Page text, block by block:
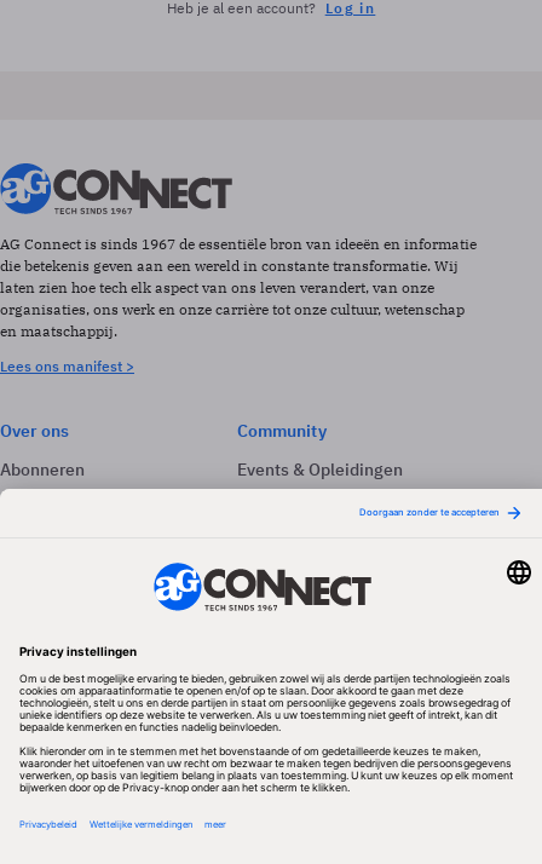
Heb je al een account? Log in
AG Connect is sinds 1967 de essentiële bron van ideeën en informatie
die betekenis geven aan een wereld in constante transformatie. Wij
laten zien hoe tech elk aspect van ons leven verandert, van onze
organisaties, ons werk en onze carrière tot onze cultuur, wetenschap
en maatschappij.
Lees ons manifest >
Over ons
Abonneren
Adverteren
Community
Events & Opleidingen
Nieuwsbrieven
Volg ons
Redactionele partner